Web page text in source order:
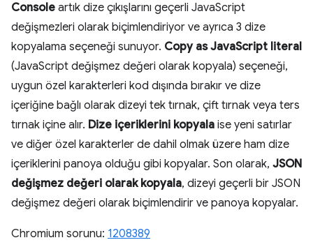
Console artık dize çıkışlarını geçerli JavaScript
değişmezleri olarak biçimlendiriyor ve ayrıca 3 dize
kopyalama seçeneği sunuyor. Copy as JavaScript literal
(JavaScript değişmez değeri olarak kopyala) seçeneği,
uygun özel karakterleri kod dışında bırakır ve dize
içeriğine bağlı olarak dizeyi tek tırnak, çift tırnak veya ters
tırnak içine alır. Dize içeriklerini kopyala ise yeni satırlar
ve diğer özel karakterler de dahil olmak üzere ham dize
içeriklerini panoya olduğu gibi kopyalar. Son olarak, JSON
değişmez değeri olarak kopyala, dizeyi geçerli bir JSON
değişmez değeri olarak biçimlendirir ve panoya kopyalar.
Chromium sorunu: 1208389